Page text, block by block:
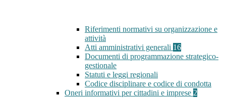
Riferimenti normativi su organizzazione e
attività
Atti amministrativi generali 16
Documenti di programmazione strategico-
gestionale
Statuti e leggi regionali
Codice disciplinare e codice di condotta
Oneri informativi per cittadini e imprese 2